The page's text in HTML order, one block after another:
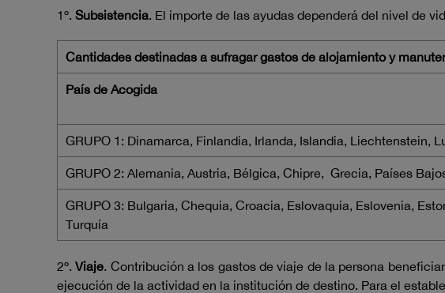
1º. Subsistencia. El importe de las ayudas dependerá del nivel de
Cantidades destinadas a sufragar gastos de alojamiento y
País de Acogida
GRUPO 1: Dinamarca, Finlandia, Irlanda, Islandia, Liechtenstein,
GRUPO 2: Alemania, Austria, Bélgica, Chipre, Grecia, Países
GRUPO 3: Bulgaria, Chequia, Croacia, Eslovaquia, Eslovenia,
Turquía
2º.Viaje. Contribución a los gastos de viaje de la persona
ejecución de la actividad en la institución de destino. Para el